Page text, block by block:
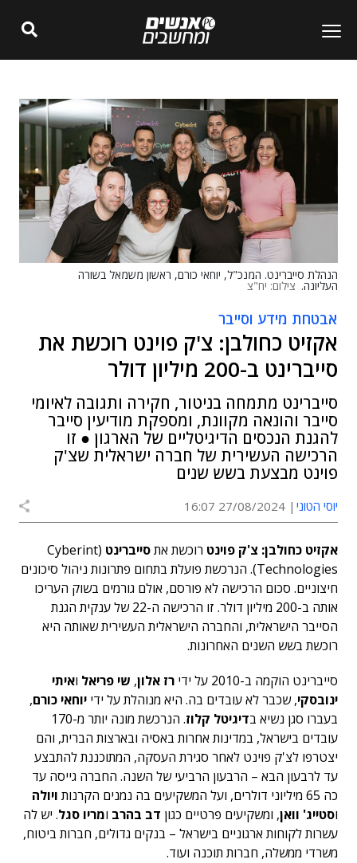
הנהלת סייברינט. המנכ"ל, יוחאי כורם, ראשון משמאל בשורה
העליונה. צילום: יח"צ
אבטחת מידע וסייבר
אקזיט כחולבן: צ'ק פוינט רוכשת את
סייברינט ב-200 מיליון דולר
סייברינט מתמחה בניטור, חקירה ותגובה לאיומי
סייבר והונאה מקוונת, ומספקת מודיעין סייבר
להגנת הנכסים הדיגיטליים של הארגון ● זו
הרכישה העשירית של חברה ישראלית שצ'ק
פוינט מבצעת בשש שנים
יוסי הטוני 27/08/2024 16:07
אקזיט כחולבן: צ'ק פוינט רוכשת אתסייברינט (Cyberint
Technologies). הנרכשת פועלת בתחום פתרונות ניהול סיכונים
חיצוניים. סכום הרכישה לא פורסם, אולם גורמים בשוק העריכו
אותה ב-200 מיליון דולר. זו הרכישה ה-22 של ענקית הגנת
הסייבר הישראלית, והחברה הישראלית העשירית שאותה היא
רוכשת בשש השנים האחרונות.
סייברינט הוקמה ב-2010 על ידי
רז אלון, שי פריאל ואיתי
ינובסקי, שכבר לא עובדים בה. היא מנוהלת על ידי יוחאי כורם,
בעברו סגן נשיא בדיגיטל קלוז
. הנרכשת מונה יותר מ-170
עובדים בישראל, במדינות אחרות באסיה ובארצות הברית, והם
יצטרפו לצ'ק פוינט לאחר סגירת העסקה, המתוכננת להתבצע
עד לרבעון הבא – הרבעון הרביעי של השנה. החברה גייסה עד
כה 65 מיליוני דולרים, ועל המשקיעים בה נמנים הקרנות
ויולה
וסטייג' וואן, ומשקיעים פרטיים כגון דב בהרב ומריו סגל. יש לה
עשרות לקוחות ארגוניים בישראל – בנקים גדולים, חברות ביטוח,
משרדי ממשלה, חברות תוכנה ועוד.